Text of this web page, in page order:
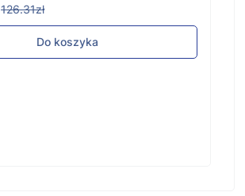
126.31zł
Do koszyka